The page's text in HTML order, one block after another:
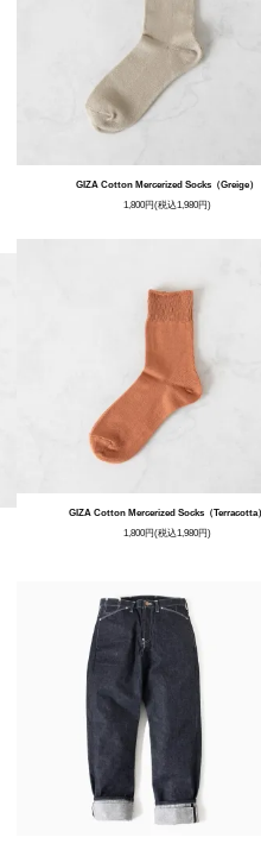
GIZA Cotton Mercerized Socks（Greige）
1,800円(税込1,980円)
GIZA Cotton Mercerized Socks（Terracotta
1,800円(税込1,980円)